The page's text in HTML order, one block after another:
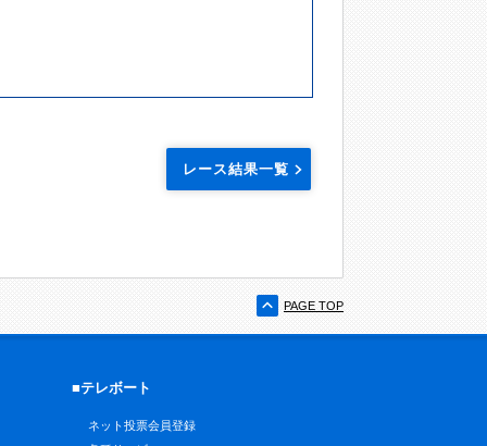
レース結果一覧
PAGE TOP
■テレボート
ネット投票会員登録